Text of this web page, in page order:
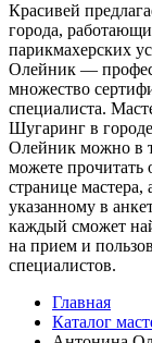
Красивей
города,
парикмахерских
Олейник —
множество
специалиста.
Шугаринг в
Олейник можно в
можете прочитать
странице мастера,
указанному в
каждый сможет
на прием и
специалистов.
Главная
Каталог